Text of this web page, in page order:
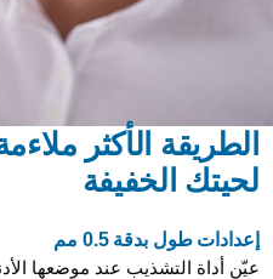
الطريقة الأكثر
لحيتك الخفيفة
إعدادات طول بدقة 0.5 مم
عيّن أداة التشذيب عند موضعها